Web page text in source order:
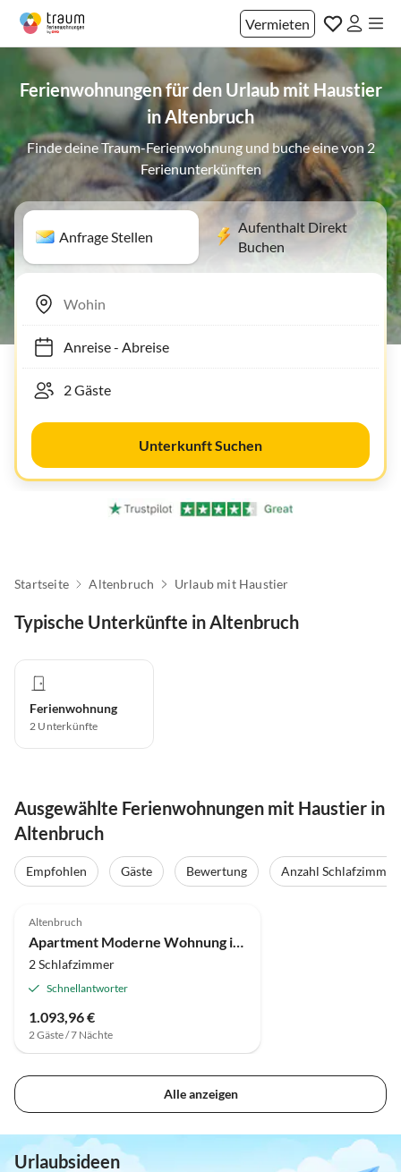
Vermieten
Ferienwohnungen für den Urlaub mit Haustier
in Altenbruch
Finde deine Traum-Ferienwohnung und buche eine von 2
Ferienunterkünften
Anfrage Stellen
Aufenthalt Direkt
Buchen
Anreise- Abreise
Unterkunft Suchen
Startseite Altenbruch Urlaub mit Haustier
Typische Unterkünfte in Altenbruch
Ferienwohnung
2 Unterkünfte
Ausgewählte Ferienwohnungen mit Haustier in
Altenbruch
Empfohlen Gäste Bewertung
Anzahl Schlafzimmer
Altenbruch
2 Schlafzimmer
Schnellantworter
1.093,96 €
2 Gäste / 7 Nächte
Alle anzeigen
Urlaubsideen